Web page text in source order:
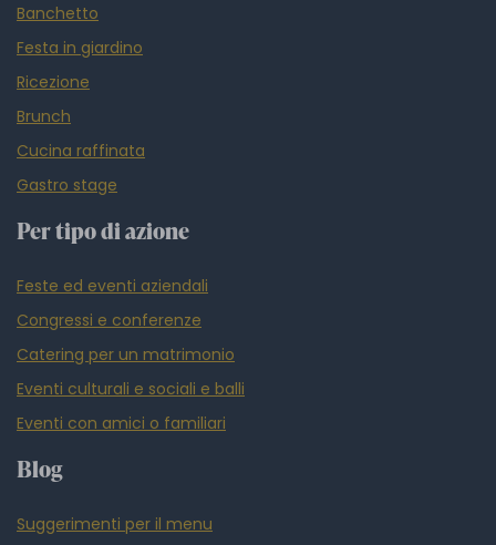
Banchetto
Festa in giardino
Ricezione
Brunch
Cucina raffinata
Gastro stage
Per tipo di azione
Feste ed eventi aziendali
Congressi e conferenze
Catering per un matrimonio
Eventi culturali e sociali e balli
Eventi con amici o familiari
Blog
Suggerimenti per il menu